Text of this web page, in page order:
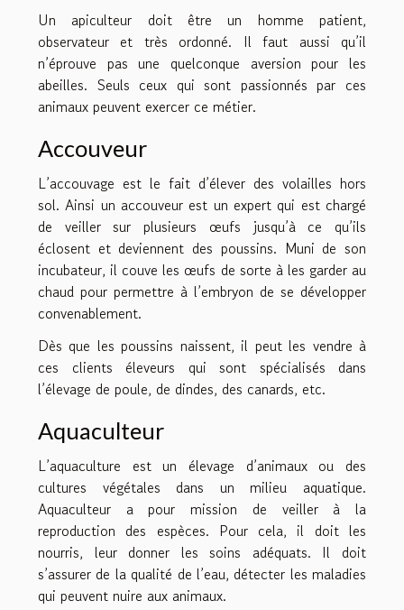
Un apiculteur doit être un homme patient,
observateur et très ordonné. Il faut aussi qu’il
n’éprouve pas une quelconque aversion pour les
abeilles. Seuls ceux qui sont passionnés par ces
animaux peuvent exercer ce métier.
Accouveur
L’accouvage est le fait d’élever des volailles hors
sol. Ainsi un accouveur est un expert qui est chargé
de veiller sur plusieurs œufs jusqu’à ce qu’ils
éclosent et deviennent des poussins. Muni de son
incubateur, il couve les œufs de sorte à les garder au
chaud pour permettre à l’embryon de se développer
convenablement.
Dès que les poussins naissent, il peut les vendre à
ces clients éleveurs qui sont spécialisés dans
l’élevage de poule, de dindes, des canards, etc.
Aquaculteur
L’aquaculture est un élevage d’animaux ou des
cultures végétales dans un milieu aquatique.
Aquaculteur a pour mission de veiller à la
reproduction des espèces. Pour cela, il doit les
nourris, leur donner les soins adéquats. Il doit
s’assurer de la qualité de l’eau, détecter les maladies
qui peuvent nuire aux animaux.